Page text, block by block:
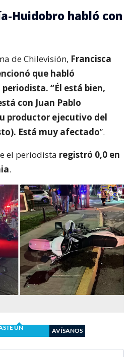
Huidobro habló con
de Chilevisión, Francisca
que habló
“Él está bien,
con Juan Pablo
productor ejecutivo del
Está muy afectado”.
el periodista registró 0,0 en
.
UN
AVÍSANOS